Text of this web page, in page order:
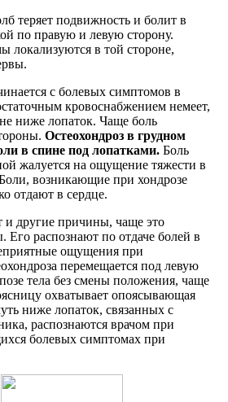
теряет подвижность и болит в
по правую и левую сторону.
локализуются в той стороне,
с болевых симптомов в
кровоснабжением немеет,
ниже лопаток. Чаще боль
Остеохондроз в грудном
в спине под лопатками. Боль
жалуется на ощущение тяжести в
возникающие при хондрозе
отдают в сердце.
другие причины, чаще это
Его распознают по отдаче болей в
ощущения при
перемещается под левую
тела без смены положения, чаще
охватывает опоясывающая
ниже лопаток, связанных с
распознаются врачом при
болевых симптомах при